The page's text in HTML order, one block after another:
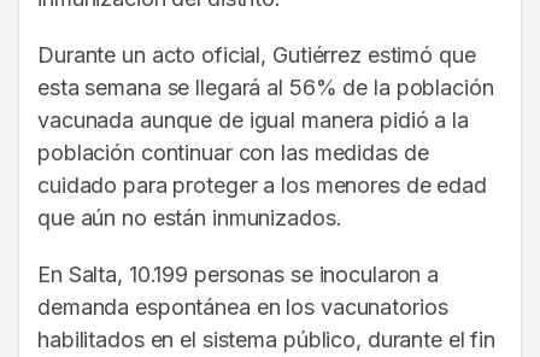
Durante un acto oficial, Gutiérrez estimó que
esta semana se llegará al 56% de la población
vacunada aunque de igual manera pidió a la
población continuar con las medidas de
cuidado para proteger a los menores de edad
que aún no están inmunizados.
En Salta, 10.199 personas se inocularon a
demanda espontánea en los vacunatorios
habilitados en el sistema público, durante el fin